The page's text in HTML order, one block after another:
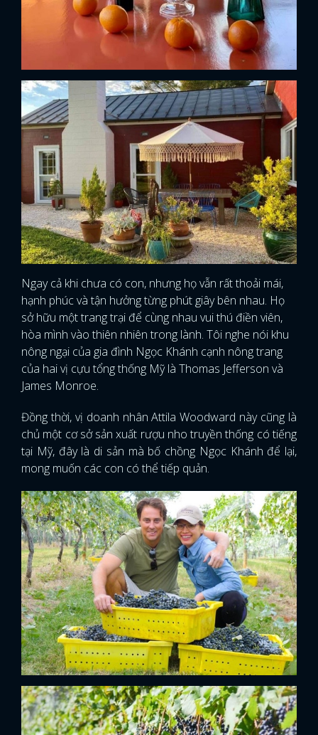
Ngay cả khi chưa có con, nhưng họ vẫn rất thoải mái,
hạnh phúc và tận hưởng từng phút giây bên nhau. Họ
sở hữu một trang trại để cùng nhau vui thú điền viên,
hòa mình vào thiên nhiên trong lành. Tôi nghe nói khu
nông ngại của gia đình Ngọc Khánh cạnh nông trang
của hai vị cựu tổng thống Mỹ là Thomas Jefferson và
James Monroe.
Đồng thời, vị doanh nhân Attila Woodward này cũng là
chủ một cơ sở sản xuất rượu nho truyền thống có tiếng
tại Mỹ, đây là di sản mà bố chồng Ngọc Khánh để lại,
mong muốn các con có thể tiếp quản.